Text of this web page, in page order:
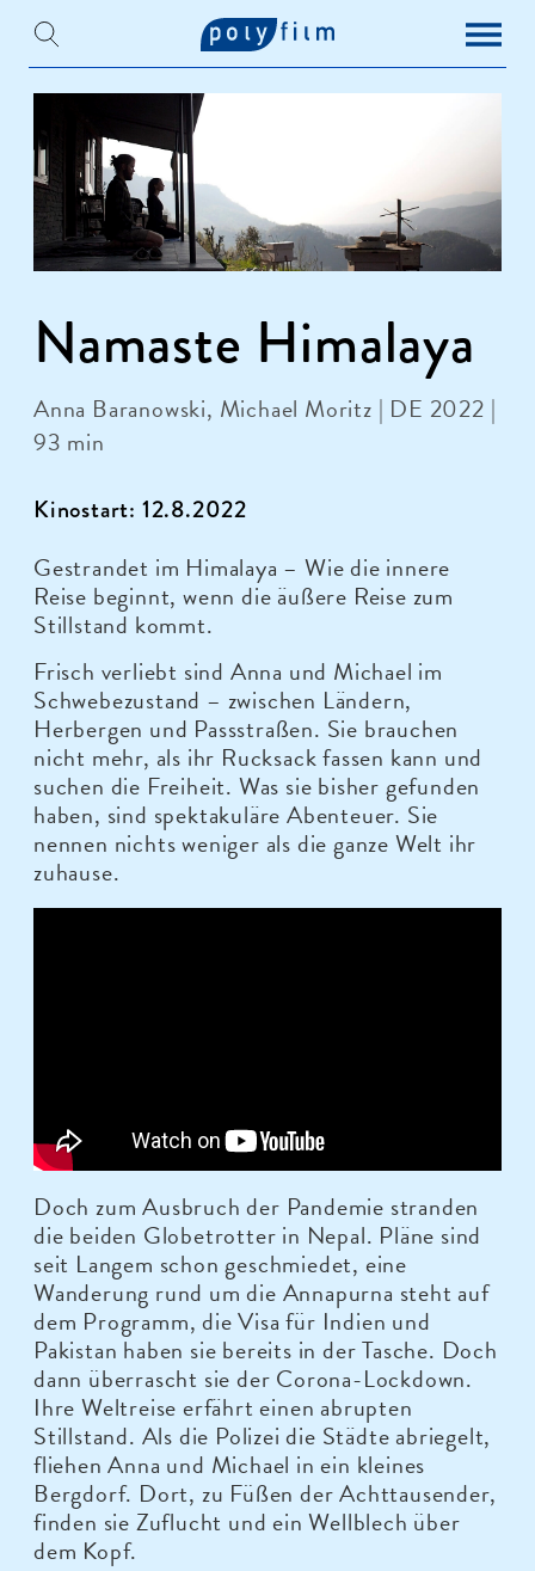
Namaste Himalaya
Anna Baranowski, Michael Moritz | DE 2022 |
93 min
Kinostart: 12.8.2022
Gestrandet im Himalaya – Wie die innere
Reise beginnt, wenn die äußere Reise zum
Stillstand kommt.
Frisch verliebt sind Anna und Michael im
Schwebezustand – zwischen Ländern,
Herbergen und Passstraßen. Sie brauchen
nicht mehr, als ihr Rucksack fassen kann und
suchen die Freiheit. Was sie bisher gefunden
haben, sind spektakuläre Abenteuer. Sie
nennen nichts weniger als die ganze Welt ihr
zuhause.
Doch zum Ausbruch der Pandemie stranden
die beiden Globetrotter in Nepal. Pläne sind
seit Langem schon geschmiedet, eine
Wanderung rund um die Annapurna steht auf
dem Programm, die Visa für Indien und
Pakistan haben sie bereits in der Tasche. Doch
dann überrascht sie der Corona-Lockdown.
Ihre Weltreise erfährt einen abrupten
Stillstand. Als die Polizei die Städte abriegelt,
fliehen Anna und Michael in ein kleines
Bergdorf. Dort, zu Füßen der Achttausender,
finden sie Zuflucht und ein Wellblech über
dem Kopf.